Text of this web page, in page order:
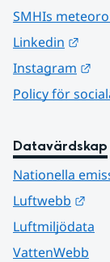
SMHIs
Linkedin
Instagram
Policy för
Datavärdskap
Nationella
Luftwebb
Luftmiljödata
VattenWebb